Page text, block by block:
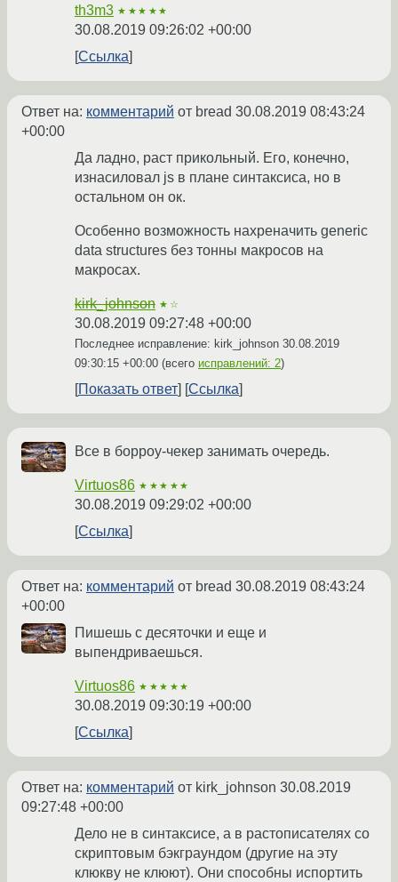
th3m3 ★★★★★
30.08.2019 09:26:02 +00:00
Ссылка
Ответ на: комментарий от bread 30.08.2019 08:43:24
+00:00
Да ладно, раст прикольный. Его, конечно,
изнасиловал js в плане синтаксиса, но в
остальном он ок.
Особенно возможность нахреначить generic
data structures без тонны макросов на
макросах.
kirk_johnson ★☆
30.08.2019 09:27:48 +00:00
Последнее исправление: kirk_johnson 30.08.2019
09:30:15 +00:00 (всего исправлений: 2)
Показать ответ Ссылка
Все в борроу-чекер занимать очередь.
Virtuos86 ★★★★★
30.08.2019 09:29:02 +00:00
Ссылка
Ответ на: комментарий от bread 30.08.2019 08:43:24
+00:00
Пишешь с десяточки и еще и
выпендриваешься.
Virtuos86 ★★★★★
30.08.2019 09:30:19 +00:00
Ссылка
Ответ на: комментарий от kirk_johnson 30.08.2019
09:27:48 +00:00
Дело не в синтаксисе, а в растописателях со
скриптовым бэкграундом (другие на эту
клюкву не клюют). Они способны испортить